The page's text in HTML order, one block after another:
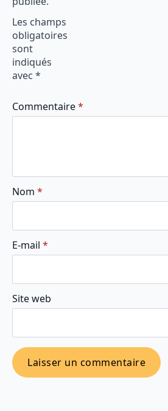
Les champs
obligatoires
sont
indiqués
avec *
Commentaire*
Nom *
E-mail *
Site web